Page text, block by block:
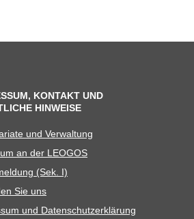
KONTAKT UND
HINWEISE
und Verwaltung
an der LEOGOS
(Sek. I)
Sie uns
und Datenschutzerklärung